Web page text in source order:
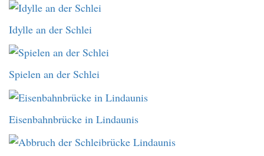
Idylle an der Schlei
Spielen an der Schlei
Eisenbahnbrücke in Lindaunis